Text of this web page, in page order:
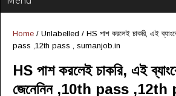
Home / Unlabelled / HS পাশ করলেই চাকরি, এই
pass ,12th pass , sumanjob.in
HS পাশ করলেই চাকরি, এই
জেনেনিন ,10th pass ,12th